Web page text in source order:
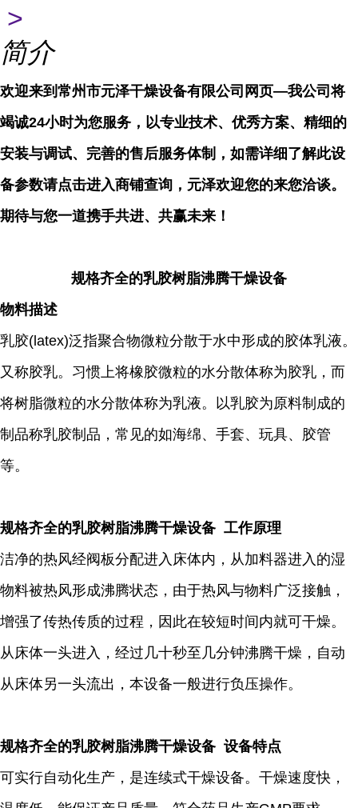
>
简介
欢迎来到常州市元泽干燥设备有限公司网页—我公司将
竭诚24小时为您服务，以专业技术、优秀方案、精细的
安装与调试、完善的售后服务体制，如需详细了解此设
备参数请点击进入商铺查询，元泽欢迎您的来您洽谈。
期待与您一道携手共进、共赢未来！
规格齐全的乳胶树脂沸腾干燥设备
物料描述
乳胶(latex)泛指聚合物微粒分散于水中形成的胶体乳液。
又称胶乳。习惯上将橡胶微粒的水分散体称为胶乳，而
将树脂微粒的水分散体称为乳液。以乳胶为原料制成的
制品称乳胶制品，常见的如海绵、手套、玩具、胶管
等。
规格齐全的乳胶树脂沸腾干燥设备 工作原理
洁净的热风经阀板分配进入床体内，从加料器进入的湿
物料被热风形成沸腾状态，由于热风与物料广泛接触，
增强了传热传质的过程，因此在较短时间内就可干燥。
从床体一头进入，经过几十秒至几分钟沸腾干燥，自动
从床体另一头流出，本设备一般进行负压操作。
规格齐全的乳胶树脂沸腾干燥设备 设备特点
可实行自动化生产，是连续式干燥设备。干燥速度快，